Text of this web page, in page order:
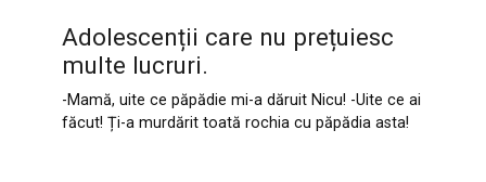
Adolescenții care nu prețuiesc
multe lucruri.
-Mamă, uite ce păpădie mi-a dăruit Nicu! -Uite ce ai
făcut! Ți-a murdărit toată rochia cu păpădia asta!